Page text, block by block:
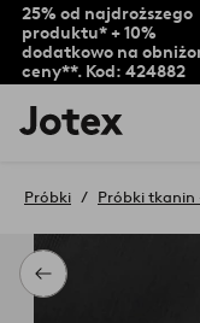
25% od najdroższego
produktu* + 10%
dodatkowo na
ceny**. Kod: 424882
Logo
Jotex
na
stronę
Powrót
Próbki Próbki tkanin